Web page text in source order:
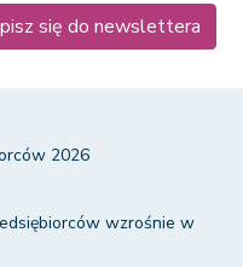
się do newslettera
2026
wzrośnie w